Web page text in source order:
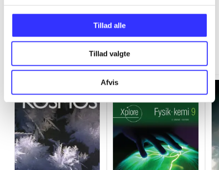
Tillad alle
Tillad valgte
Afvis